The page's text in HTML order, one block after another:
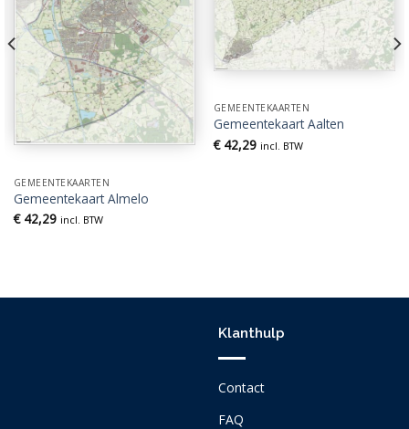
GEMEENTEKAARTEN
Gemeentekaart Almelo
€42,29 incl. BTW
GEMEENTEKAARTEN
Gemeentekaart Aalten
€42,29 incl. BTW
Klanthulp
Contact
FAQ